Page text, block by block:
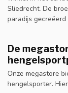
Sliedrecht. De
paradijs
De
Onze megastore
hengelsporter.